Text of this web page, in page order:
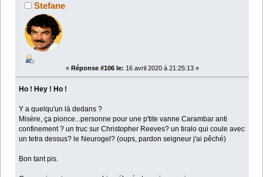
Stefane
« Réponse #106 le: 16 avril 2020 à 21:25:13 »
Ho ! Hey ! Ho !
Y a quelqu'un là dedans ?
Misère, ça pionce...personne pour une p'tite vanne Carambar anti
confinement ? un truc sur Christopher Reeves? un tiralo qui coule avec
un tetra dessus? le Neurogel? (oups, pardon seigneur j'ai pêché)
Bon tant pis.